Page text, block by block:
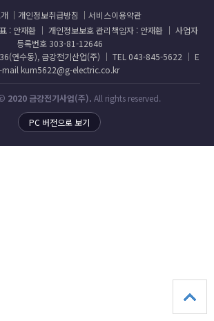
개인정보취급방침
서비스이용약관
: 안재환 │ 개인정보보호 관리책임자 : 안재환 │ 사업자
등록번호 303-81-12646
연수동), 금강전기산업(주) │ TEL 043-845-5622 │ E
-mail kum5622@g-electric.co.kr
2020 금강전기사업(주). All rights reserved.
PC 버전으로 보기